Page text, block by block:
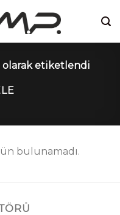
olarak etiketlendi
bulunamadı.